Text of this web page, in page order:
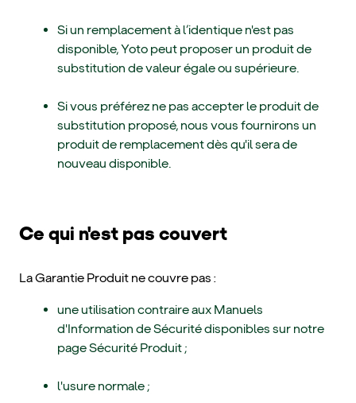
Si un remplacement à l’identique n'est pas
disponible, Yoto peut proposer un produit de
substitution de valeur égale ou supérieure.
Si vous préférez ne pas accepter le produit de
substitution proposé, nous vous fournirons un
produit de remplacement dès qu'il sera de
nouveau disponible.
Ce qui n'est pas couvert
La Garantie Produit ne couvre pas :
une utilisation contraire aux Manuels
d'Information de Sécurité disponibles sur notre
page Sécurité Produit ;
l'usure normale ;